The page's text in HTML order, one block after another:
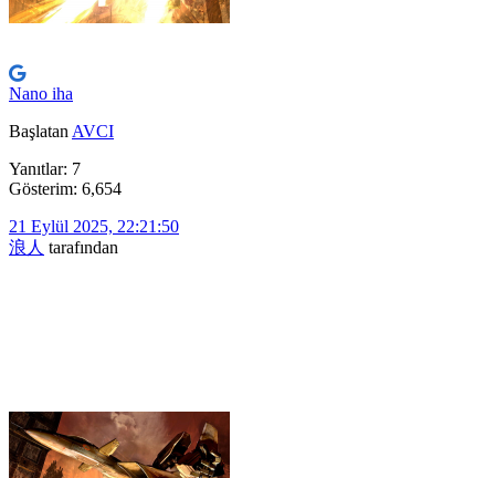
Nano iha
Başlatan AVCI
Yanıtlar: 7
Gösterim: 6,654
21 Eylül 2025, 22:21:50
浪人 tarafından